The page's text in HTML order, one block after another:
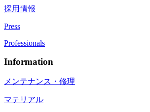
採用情報
Press
Professionals
Information
メンテナンス・修理
マテリアル